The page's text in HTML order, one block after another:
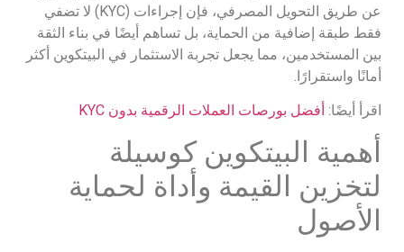
عن طريق التحويل المصرفي، فإن إجراءات (KYC) لا تضفي
فقط طبقة إضافية من الحماية، بل تساهم أيضًا في بناء الثقة
بين المستخدمين، مما يجعل تجربة الاستثمار في البيتكوين أكثر
أمانًا واستقرارًا.
اقرأ أيضًا: أفضل بورصات العملات الرقمية بدون KYC
أهمية البيتكوين كوسيلة
لتخزين القيمة وأداة لحماية
الأصول